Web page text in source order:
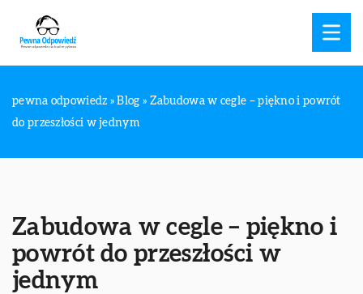
pewna odpowiedz »Blog » Zabudowa w cegle – piękno i powrót
do przeszłości w jednym
Zabudowa w cegle – piękno i
powrót do przeszłości w
jednym